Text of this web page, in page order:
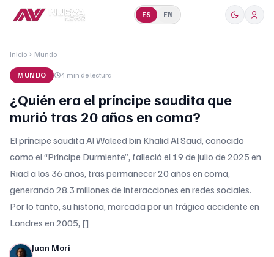
ES EN
Inicio Mundo
MUNDO 4 min de lectura
¿Quién era el príncipe saudita que
murió tras 20 años en coma?
El príncipe saudita Al Waleed bin Khalid Al Saud, conocido
como el “Príncipe Durmiente”, falleció el 19 de julio de 2025 en
Riad a los 36 años, tras permanecer 20 años en coma,
generando 28.3 millones de interacciones en redes sociales.
Por lo tanto, su historia, marcada por un trágico accidente en
Londres en 2005, []
Juan Mori